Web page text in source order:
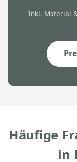
Inkl. Material
Häufige
in